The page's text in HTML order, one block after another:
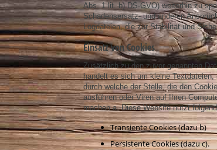
Abs. 1 lit. b) DS-GVO) weiterhin zu
Schadensersatz- und anderen
Logdateien, die zur Stabilität und
Einsatz von Cookies
Zusätzlich zu den zuvor genannten
handelt es sich um kleine
durch welche der Stelle, die den
ausführen oder Viren auf Ihren
machen.a. Diese Website nutzt
Transiente Cookies (dazu b)
Persistente Cookies (dazu c).